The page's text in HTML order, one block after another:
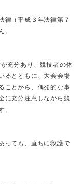
律（平成３年法律第７
。
充分あり、競技者の体
るとともに、大会会場
ことから、偶発的な事
に充分注意しながら競
。
っても、直ちに救護で